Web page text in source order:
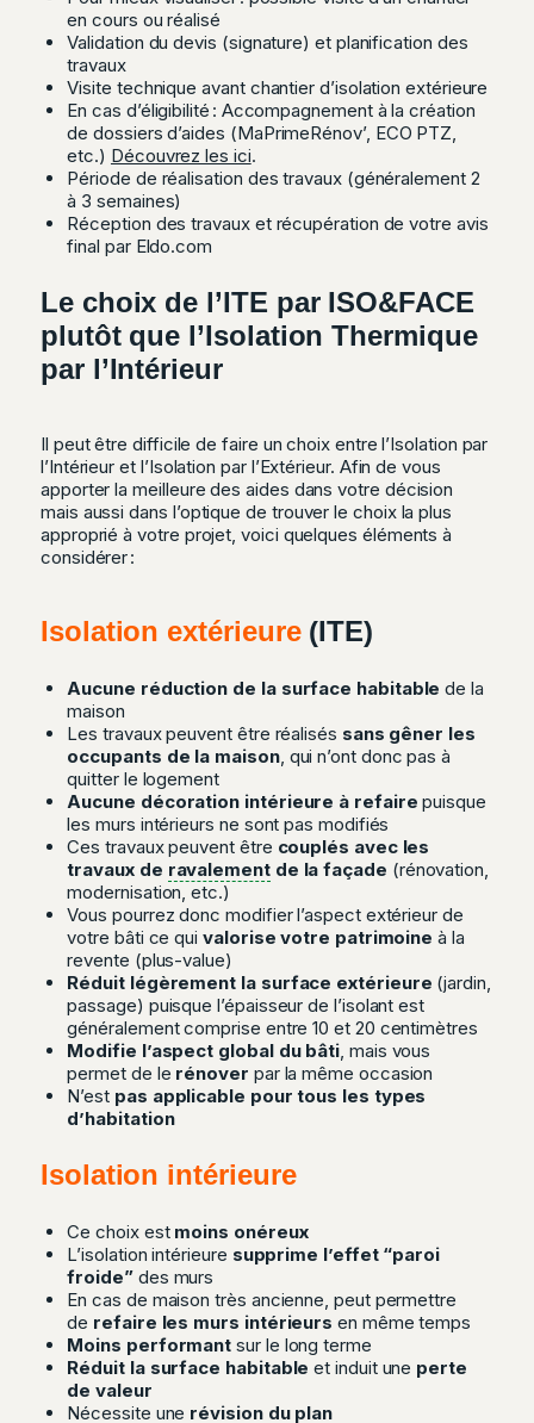
en cours ou réalisé
Validation du devis (signature) et planification des
travaux
Visite technique avant chantier d’isolation extérieure
En cas d’éligibilité : Accompagnement à la création
de dossiers d’aides (MaPrimeRénov’, ECO PTZ,
etc.) Découvrez les ici.
Période de réalisation des travaux (généralement 2
à 3 semaines)
Réception des travaux et récupération de votre avis
final par Eldo.com
Le choix de l’ITE par ISO&FACE
plutôt que l’Isolation Thermique
par l’Intérieur
Il peut être difficile de faire un choix entre l’Isolation par
l’Intérieur et l’Isolation par l’Extérieur. Afin de vous
apporter la meilleure des aides dans votre décision
mais aussi dans l’optique de trouver le choix la plus
approprié à votre projet, voici quelques éléments à
considérer :
Isolation extérieure(ITE)
Aucune réduction de la surface habitable de la
maison
Les travaux peuvent être réalisés sans gêner les
occupants de la maison, qui n’ont donc pas à
quitter le logement
Aucune décoration intérieure à refaire puisque
les murs intérieurs ne sont pas modifiés
Ces travaux peuvent être couplés avec les
travaux de ravalementde la façade (rénovation,
modernisation, etc.)
Vous pourrez donc modifier l’aspect extérieur de
votre bâti ce quivalorise votre patrimoine à la
revente (plus-value)
Réduit légèrement la surface extérieure (jardin,
passage) puisque l’épaisseur de l’isolant est
généralement comprise entre 10 et 20 centimètres
Modifie l’aspect global du bâti, mais vous
permet de le rénover par la même occasion
N’est pas applicable pour tous les types
d’habitation
Isolation intérieure
Ce choix est moins onéreux
L’isolation intérieure supprime l’effet “paroi
froide”des murs
En cas de maison très ancienne, peut permettre
de refaire les murs intérieurs en même temps
Moins performant sur le long terme
Réduit la surface habitable et induit une perte
de valeur
Nécessite une révision du plan